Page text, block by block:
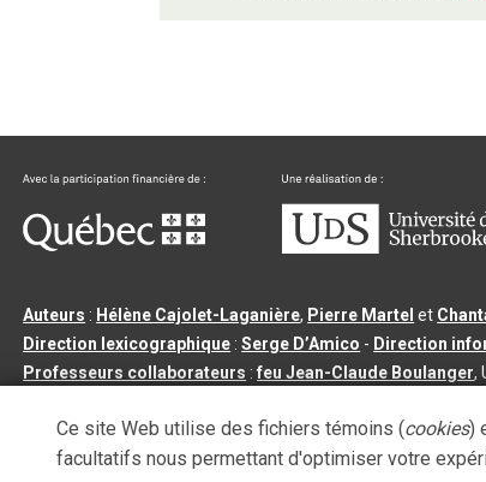
Auteurs : Hélène Cajolet-Laganière, Pierre Martel et
Direction lexicographique :Serge D’Amico - Direction
Professeurs collaborateurs :feu Jean-Claude Boulanger,
Tous droits réservés©Université de Sherbrooke |3.2.2-
Ce site Web utilise des fichiers témoins (cookies)
facultatifs nous permettant d'optimiser votre